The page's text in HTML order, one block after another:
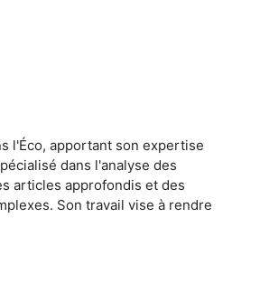
l'Éco, apportant son expertise
dans l'analyse des
articles approfondis et des
Son travail vise à rendre